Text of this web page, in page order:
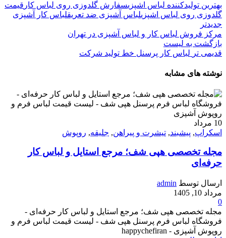
بهترین تولیدکننده لباس اشپزیسفارش گلدوزی روی لباس کار قیمت
گلدوزی روی لباس اشپزیلباس آشپزی ضد تعریقلباس کار آشپزی
جدیدتر
مرکز فروش لباس کار و لباس آشپزی در تهران
بازگشت به لیست
قدیمی تر لباس کار پرسنل خط تولید شرکت
نوشته های مشابه
10 مرداد
اسکراپ, پیشبند, تیشرت و پیراهن, جلیقه, روپوش
مجله تخصصی هپی شف؛ مرجع استایل و لباس کار
حرفه‌ای
ارسال توسط admin
مرداد 10, 1405
0
مجله تخصصی هپی شف؛ مرجع استایل و لباس کار حرفه‌ای -
فروشگاه لباس فرم پرسنل هپی شف - لیست قیمت لباس فرم و
روپوش آشپزی - happychefiran